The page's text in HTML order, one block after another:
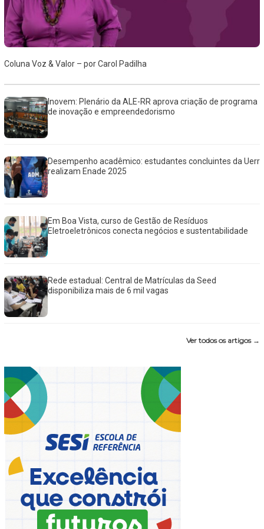
Coluna Voz & Valor – por Carol Padilha
Inovem: Plenário da ALE-RR aprova criação de programa
de inovação e empreendedorismo
Desempenho acadêmico: estudantes concluintes da Uerr
realizam Enade 2025
Em Boa Vista, curso de Gestão de Resíduos
Eletroeletrônicos conecta negócios e sustentabilidade
Rede estadual: Central de Matrículas da Seed
disponibiliza mais de 6 mil vagas
Ver todos os artigos →